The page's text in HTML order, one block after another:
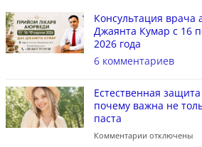
Консультация
Джаянта Кумар с 16
2026 года
6 комментариев
Естественная
почему важна не
паста
Комментарии отключены